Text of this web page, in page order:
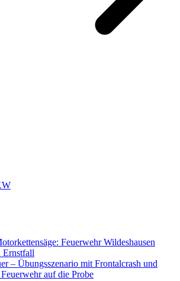
Feuerwehr Wildeshausen
Ernstfall
– Übungsszenario mit Frontalcrash und
auf die Probe